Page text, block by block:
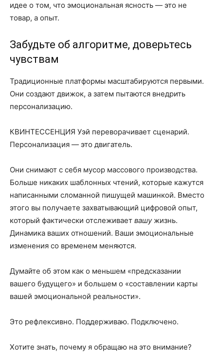
идее о том, что эмоциональная ясность — это не
товар, а опыт.
Забудьте об алгоритме, доверьтесь
чувствам
Традиционные платформы масштабируются первыми.
Они создают движок, а затем пытаются внедрить
персонализацию.
КВИНТЕССЕНЦИЯ Уэй переворачивает сценарий.
Персонализация — это двигатель.
Они снимают с себя мусор массового производства.
Больше никаких шаблонных чтений, которые кажутся
написанными сломанной пишущей машинкой. Вместо
этого вы получаете захватывающий цифровой опыт,
который фактически отслеживает вашужизнь.
Динамика ваших отношений. Ваши эмоциональные
изменения со временем меняются.
Думайте об этом как о меньшем «предсказании
вашего будущего» и большем о «составлении карты
вашей эмоциональной реальности».
Это рефлексивно. Поддерживаю. Подключено.
Хотите знать, почему я обращаю на это внимание?